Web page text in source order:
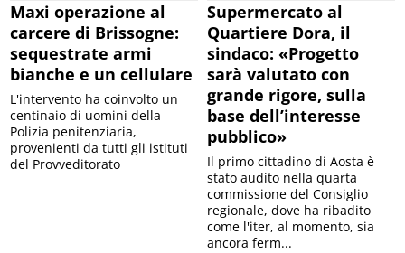
Maxi operazione al
carcere di Brissogne:
sequestrate armi
bianche e un cellulare
L'intervento ha coinvolto un
centinaio di uomini della
Polizia penitenziaria,
provenienti da tutti gli istituti
del Provveditorato
Supermercato al
Quartiere Dora, il
sindaco: «Progetto
sarà valutato con
grande rigore, sulla
base dell’interesse
pubblico»
Il primo cittadino di Aosta è
stato audito nella quarta
commissione del Consiglio
regionale, dove ha ribadito
come l'iter, al momento, sia
ancora ferm...